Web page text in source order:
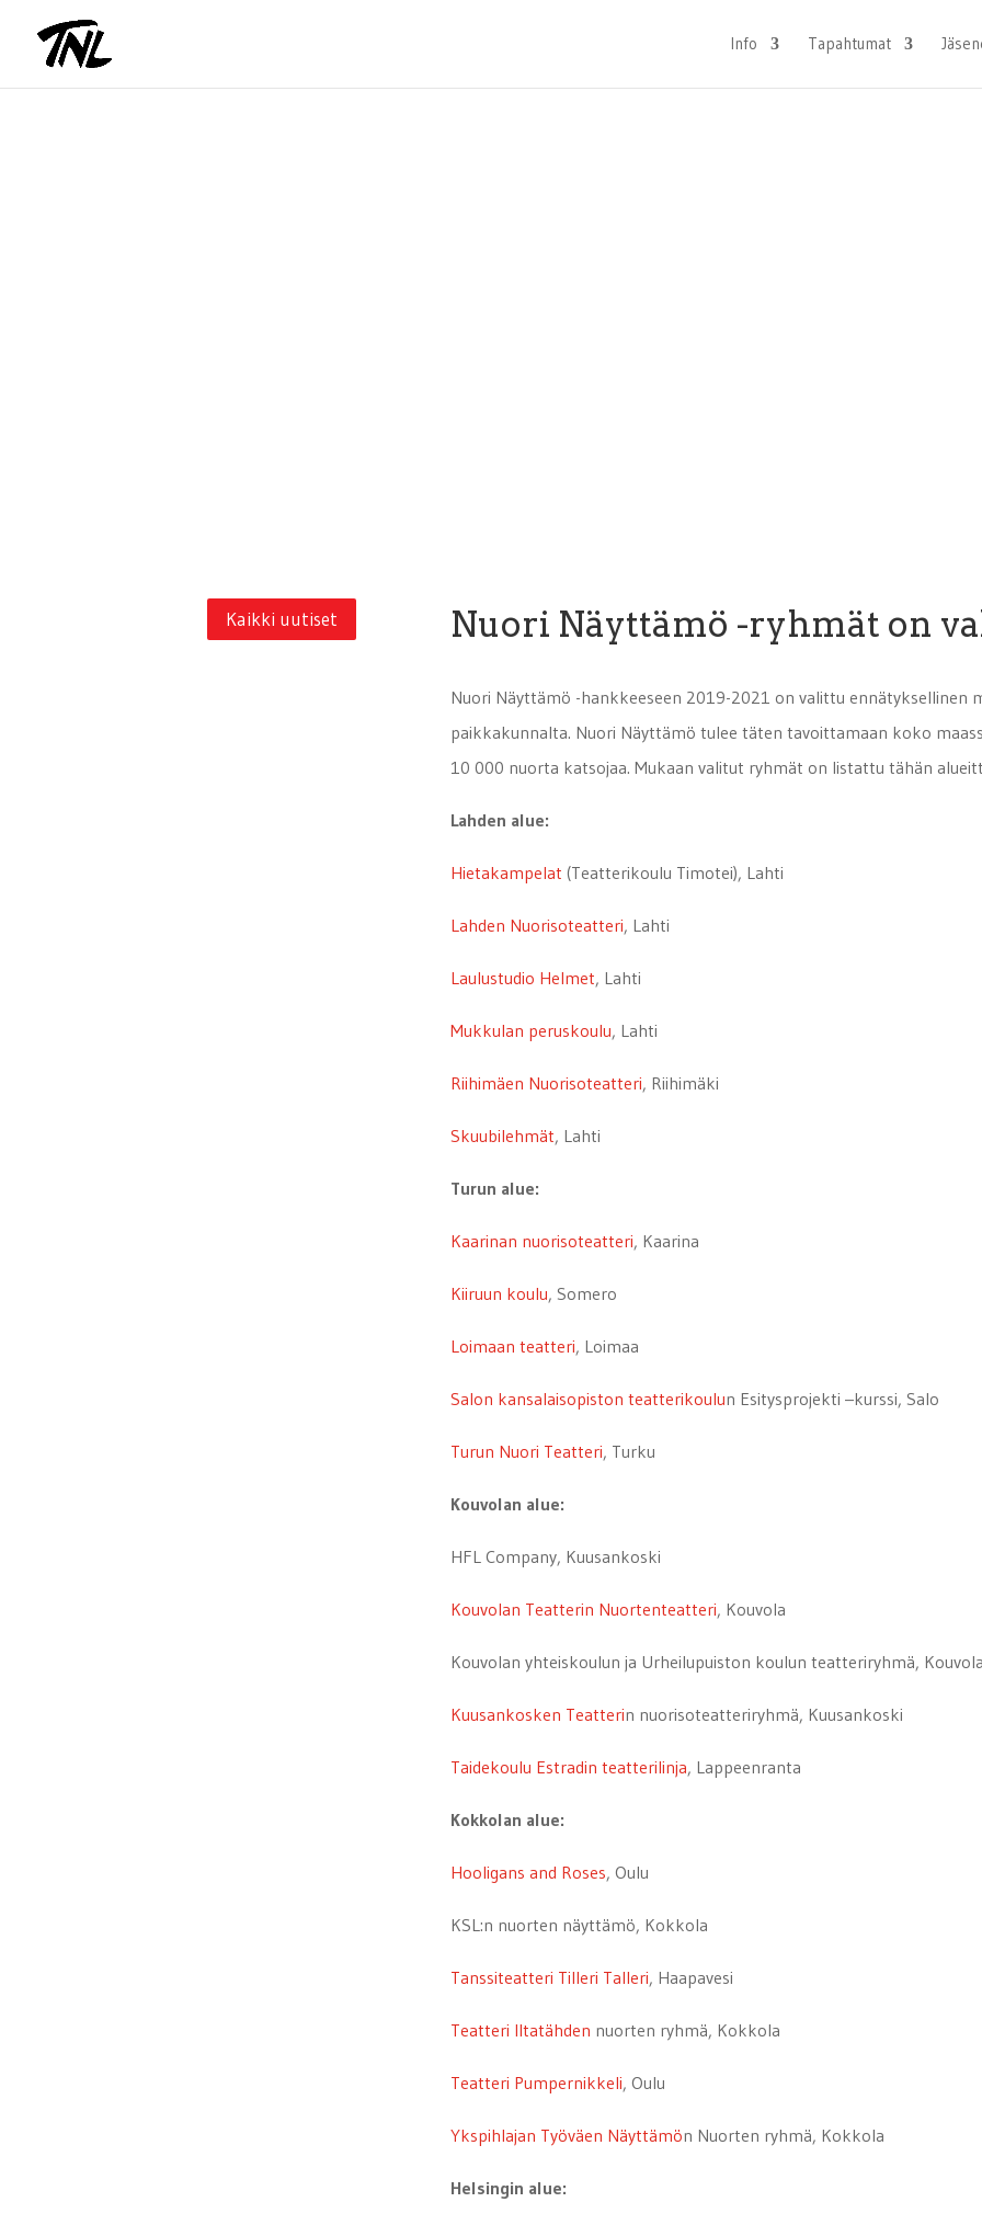
Info Tapahtumat
Kaikki uutiset Nuori Näyttämö -ryhmät on
Nuori Näyttämö -hankkeeseen 2019-2021 on valittu ennätyksellinen
paikkakunnalta. Nuori Näyttämö tulee täten tavoittamaan koko
10 000 nuorta katsojaa. Mukaan valitut ryhmät on listattu tähän
Lahden alue:
Hietakampelat (Teatterikoulu Timotei), Lahti
Lahden Nuorisoteatteri, Lahti
Laulustudio Helmet, Lahti
Mukkulan peruskoulu, Lahti
Riihimäen Nuorisoteatteri, Riihimäki
Skuubilehmät, Lahti
Turun alue:
Kaarinan nuorisoteatteri, Kaarina
Kiiruun koulu, Somero
Loimaan teatteri, Loimaa
Salon kansalaisopiston teatterikoulun Esitysprojekti –kurssi, Salo
Turun Nuori Teatteri, Turku
Kouvolan alue:
HFL Company, Kuusankoski
Kouvolan Teatterin Nuortenteatteri, Kouvola
Kouvolan yhteiskoulun ja Urheilupuiston koulun teatteriryhmä, Kouvola
Kuusankosken Teatterin nuorisoteatteriryhmä, Kuusankoski
Taidekoulu Estradin teatterilinja, Lappeenranta
Kokkolan alue:
Hooligans and Roses, Oulu
KSL:n nuorten näyttämö, Kokkola
Tanssiteatteri Tilleri Talleri, Haapavesi
Teatteri Iltatähden nuorten ryhmä, Kokkola
Teatteri Pumpernikkeli, Oulu
Ykspihlajan Työväen Näyttämön Nuorten ryhmä, Kokkola
Helsingin alue: